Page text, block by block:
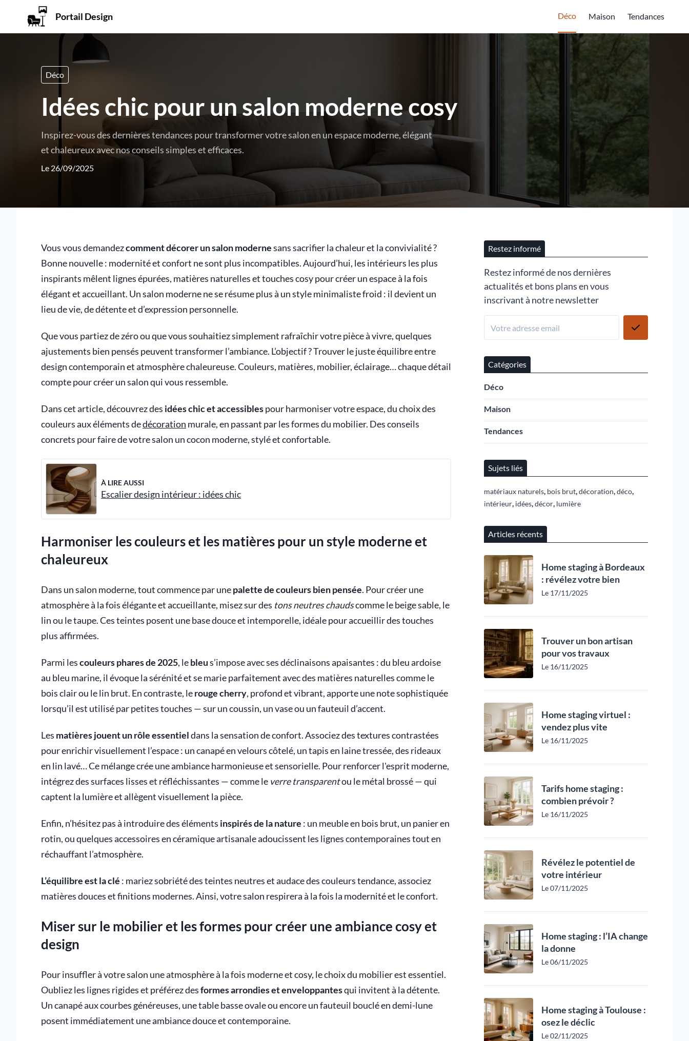
Portail Design Déco Maison Tendances
Déco
Idées chic pour un salon moderne cosy
Inspirez-vous des dernières tendances pour transformer votre salon en un espace moderne, élégant
et chaleureux avec nos conseils simples et efficaces.
Le 26/09/2025
Vous vous demandezcomment décorer un salon modernesans sacrifier la chaleur et la convivialité ?
Bonne nouvelle : modernité et confort ne sont plus incompatibles. Aujourd’hui, les intérieurs les plus
inspirants mêlent lignes épurées, matières naturelles et touches cosy pour créer un espace à la fois
élégant et accueillant. Un salon moderne ne se résume plus à un style minimaliste froid : il devient un
lieu de vie, de détente et d’expression personnelle.
Que vous partiez de zéro ou que vous souhaitiez simplement rafraîchir votre pièce à vivre, quelques
ajustements bien pensés peuvent transformer l’ambiance. L’objectif ? Trouver le juste équilibre entre
design contemporain et atmosphère chaleureuse. Couleurs, matières, mobilier, éclairage… chaque détail
compte pour créer un salon qui vous ressemble.
Dans cet article, découvrez des idées chic et accessiblespour harmoniser votre espace, du choix des
couleurs aux éléments dedécoration murale, en passant par les formes du mobilier. Des conseils
concrets pour faire de votre salon un cocon moderne, stylé et confortable.
À LIRE AUSSI
Escalier design intérieur : idées chic
Harmoniser les couleurs et les matières pour un style moderne et
chaleureux
Dans un salon moderne, tout commence par unepalette de couleurs bien pensée. Pour créer une
atmosphère à la fois élégante et accueillante, misez sur des tons neutres chaudscomme le beige sable, le
lin ou le taupe. Ces teintes posent une base douce et intemporelle, idéale pour accueillir des touches
plus affirmées.
Parmi lescouleurs phares de 2025, lebleus’impose avec ses déclinaisons apaisantes : du bleu ardoise
au bleu marine, il évoque la sérénité et se marie parfaitement avec des matières naturelles comme le
bois clair ou le lin brut. En contraste, lerouge cherry, profond et vibrant, apporte une note sophistiquée
lorsqu’il est utilisé par petites touches — sur un coussin, un vase ou un fauteuil d’accent.
Les matières jouent un rôle essentieldans la sensation de confort. Associez des textures contrastées
pour enrichir visuellement l’espace : un canapé en velours côtelé, un tapis en laine tressée, des rideaux
en lin lavé… Ce mélange crée une ambiance harmonieuse et sensorielle. Pour renforcer l'esprit moderne,
intégrez des surfaces lisses et réfléchissantes — comme le verre transparentou le métal brossé — qui
captent la lumière et allègent visuellement la pièce.
Enfin, n’hésitez pas à introduire des éléments inspirés de la nature : un meuble en bois brut, un panier en
rotin, ou quelques accessoires en céramique artisanale adoucissent les lignes contemporaines tout en
réchauffant l’atmosphère.
L’équilibre est la clé : mariez sobriété des teintes neutres et audace des couleurs tendance, associez
matières douces et finitions modernes. Ainsi, votre salon respirera à la fois la modernité et le confort.
Miser sur le mobilier et les formes pour créer une ambiance cosy et
design
Pour insuffler à votre salon une atmosphère à la fois moderne et cosy, le choix du mobilier est essentiel.
Oubliez les lignes rigides et préférez desformes arrondies et enveloppantesqui invitent à la détente.
Un canapé aux courbes généreuses, une table basse ovale ou encore un fauteuil bouclé en demi-lune
posent immédiatement une ambiance douce et contemporaine.
Restez informé
Restez informé de nos dernières
actualités et bons plans en vous
inscrivant à notre newsletter
Catégories
Déco
Maison
Tendances
Sujets liés
matériaux naturels, bois brut,décoration,déco,
intérieur, idées,décor, lumière
Articles récents
Home staging à Bordeaux
: révélez votre bien
Le 17/11/2025
Trouver un bon artisan
pour vos travaux
Le 16/11/2025
Home staging virtuel :
vendez plus vite
Le 16/11/2025
Tarifs home staging :
combien prévoir ?
Le 16/11/2025
Révélez le potentiel de
votre intérieur
Le 07/11/2025
Home staging : l’IA change
la donne
Le 06/11/2025
Home staging à Toulouse :
osez le déclic
Le 02/11/2025